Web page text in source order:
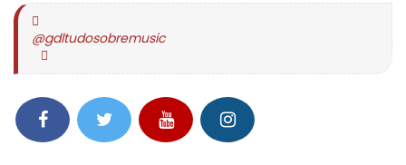
@gdltudosobremusic